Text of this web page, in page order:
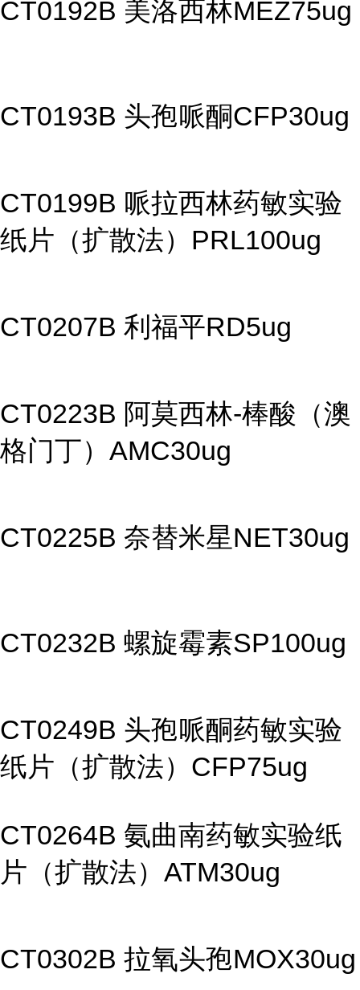
CT0192B 美洛西林MEZ75ug
CT0193B 头孢哌酮CFP30ug
CT0199B 哌拉西林药敏实验
纸片（扩散法）PRL100ug
CT0207B 利福平RD5ug
CT0223B 阿莫西林-棒酸（澳
格门丁）AMC30ug
CT0225B 奈替米星NET30ug
CT0232B 螺旋霉素SP100ug
CT0249B 头孢哌酮药敏实验
纸片（扩散法）CFP75ug
CT0264B 氨曲南药敏实验纸
片（扩散法）ATM30ug
CT0302B 拉氧头孢MOX30ug